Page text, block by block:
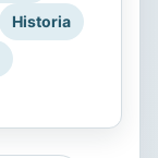
Historia